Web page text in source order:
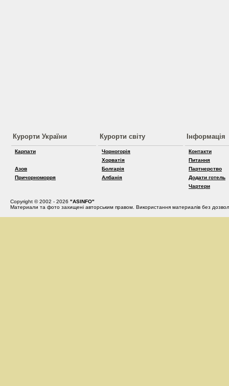
Курорти України
Карпати
Азов
Причорноморря
Курорти світу
Чорногорія
Хорватія
Болгарія
Албанія
Інформація
Контакти
Питання
Партнерство
Додати готель
Чартери
Copyright © 2002 - 2026 "ASINFO"
Материали та фото захищені авторським правом. Використання материалів без